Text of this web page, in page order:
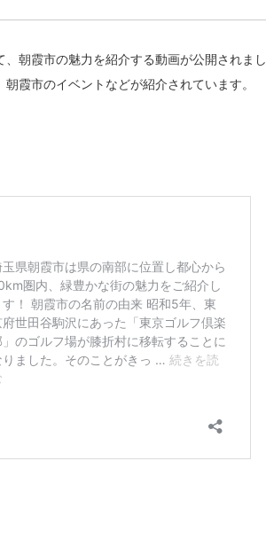
朝霞市の魅力を紹介する動画が公開されまし
霞市のイベントなどが紹介されています。